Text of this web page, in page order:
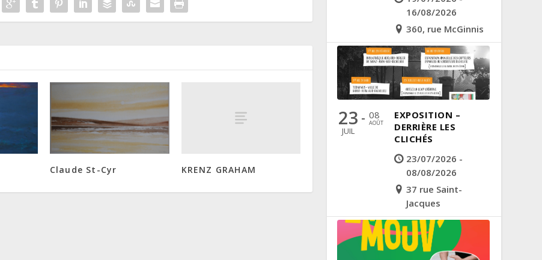
Claude St-Cyr KRENZ GRAHAM
16/08/2026
360, rue McGinnis
23
JUIL
- 08
AOÛT
EXPOSITION –
DERRIÈRE LES
CLICHÉS
23/07/2026 -
08/08/2026
37 rue Saint-
Jacques